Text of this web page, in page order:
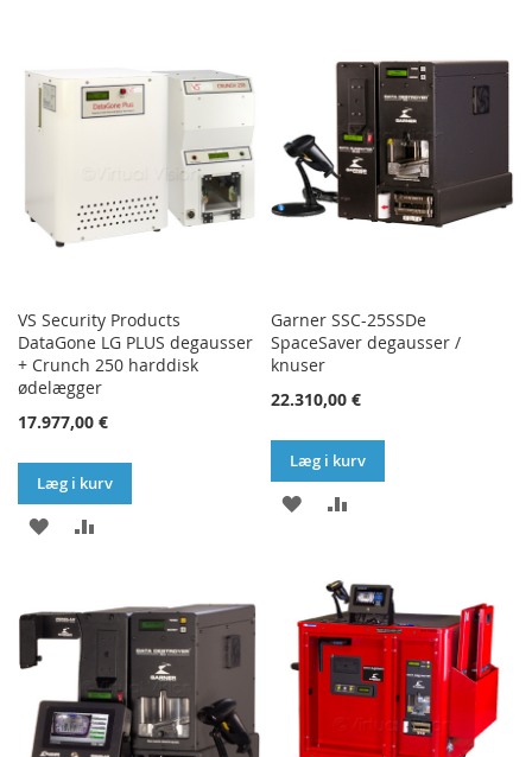
VS Security Products
DataGone LG PLUS degausser
+ Crunch 250 harddisk
ødelægger
17.977,00 €
Læg i kurv
TILFØJ
ØNSKE
LISTE
Garner SSC-25SSDe
SpaceSaver degausser /
knuser
22.310,00 €
Læg i kurv
TILFØJ
ØNSKE
LISTE